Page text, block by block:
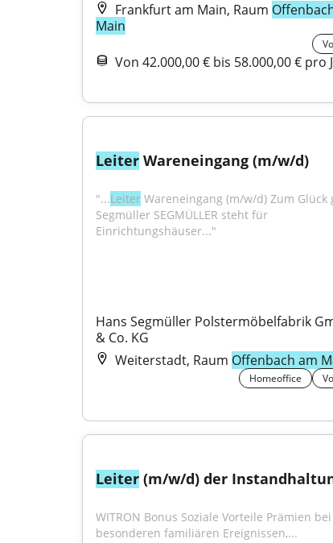
Frankfurt am Main, Raum
Main
Von 42.000,00 € bis 58.000,00 € pro
Leiter Wareneingang (m/w/d)
"...Leiter Wareneingang (m/w/d) Zum Glück
Segmüller SEGMÜLLER steht für
Einrichtungshäuser..."
Hans Segmüller Polstermöbelfabrik
& Co. KG
Weiterstadt, Raum Offenbach am
Homeoffice
Leiter (m/w/d) der
WITRON Bonus Soziale Vorteile Prämien bei
besonderen familiären Ereignissen,...